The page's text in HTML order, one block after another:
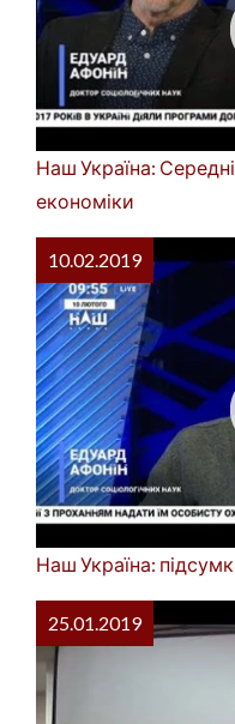
Наш Україна:
економіки
10.02.2019
Наш Україна:
25.01.2019